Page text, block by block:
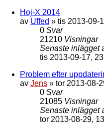
Hoj-X 2014
av Uffed » tis 2013-09-
0 Svar
21210 Visningar
Senaste inlägget
tis 2013-09-17,
Problem efter
av Jens » tor 2013-08-
0 Svar
21085 Visningar
Senaste inlägget
tor 2013-08-29,